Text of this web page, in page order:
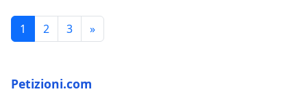
1 2 3 »
Petizioni.com